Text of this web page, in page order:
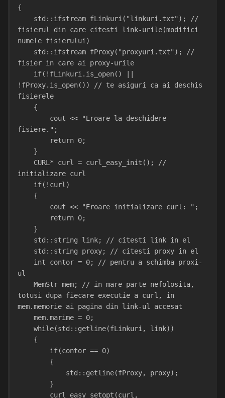
{
fisierul din care citesti link-urile(modifici
numele fisierului)
fisier in care ai proxy-urile
!fProxy.is_open()) // te asiguri ca ai deschis
fisierele
    {
fisiere.";
        return 0;
    }
initializare curl
    if(!curl)
    {
        cout << "Eroare initializare curl: ";
        return 0;
    }
    std::string link; // citesti link in el
    std::string proxy; // citesti proxy in el
ul
totusi dupa fiecare executie a curl, in
mem.memorie ai pagina din link-ul accesat
    mem.marime = 0;
    while(std::getline(fLinkuri, link))
    {
        if(contor == 0)
        {
            std::getline(fProxy, proxy);
        }